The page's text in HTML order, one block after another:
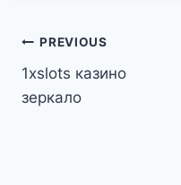
Post
navigation
PREVIOUS
1xslots казино
зеркало